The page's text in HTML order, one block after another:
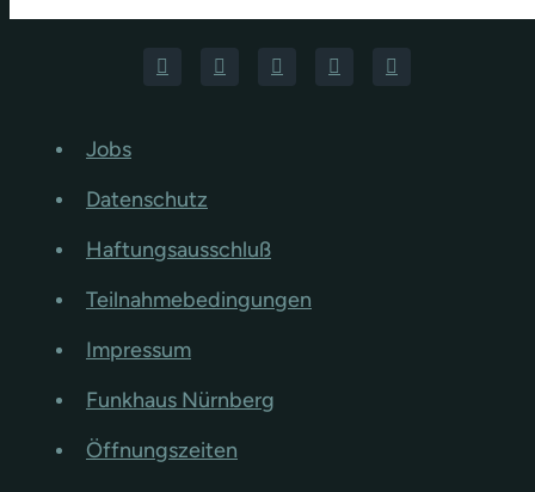
Jobs
Datenschutz
Haftungsausschluß
Teilnahmebedingungen
Impressum
Funkhaus Nürnberg
Öffnungszeiten